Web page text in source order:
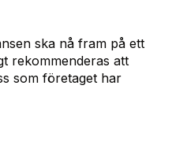
ska nå fram på ett
rekommenderas att
som företaget har